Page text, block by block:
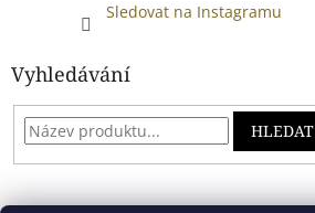
Sledovat na Instagramu
Vyhledávání
HLEDAT